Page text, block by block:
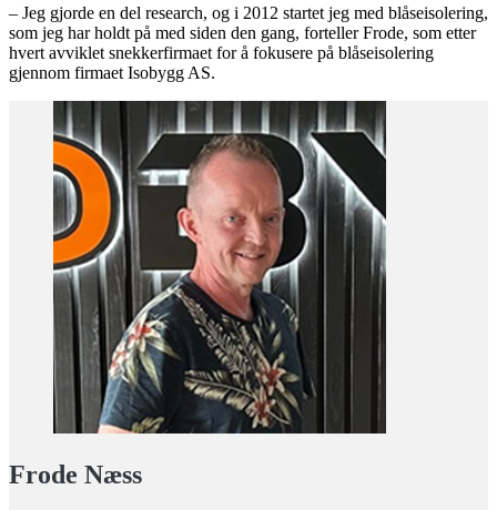
– Jeg gjorde en del research, og i 2012 startet jeg med blåseisolering,
som jeg har holdt på med siden den gang, forteller Frode, som etter
hvert avviklet snekkerfirmaet for å fokusere på blåseisolering
gjennom firmaet Isobygg AS.
Frode Næss